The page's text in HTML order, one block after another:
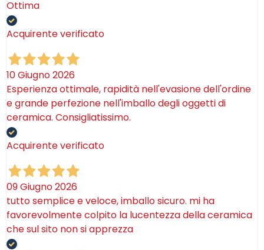
Ottima
Acquirente verificato
10 Giugno 2026
Esperienza ottimale, rapidità nell'evasione dell'ordine
e grande perfezione nell'imballo degli oggetti di
ceramica. Consigliatissimo.
Acquirente verificato
09 Giugno 2026
tutto semplice e veloce, imballo sicuro. mi ha
favorevolmente colpito la lucentezza della ceramica
che sul sito non si apprezza